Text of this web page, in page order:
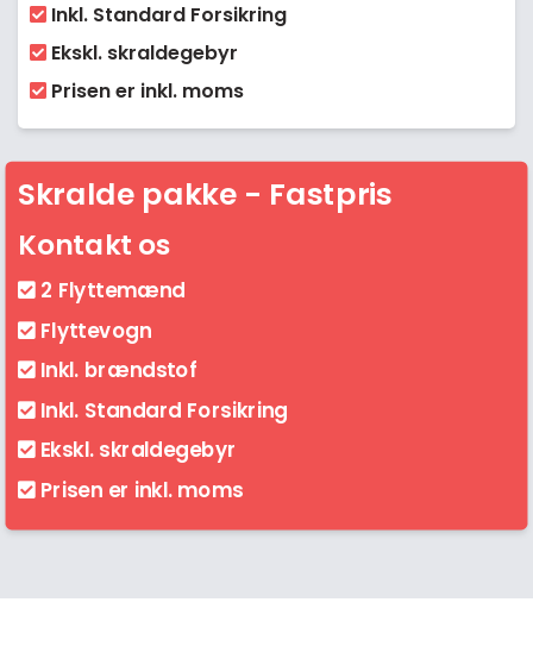
Inkl. Standard Forsikring
Ekskl. skraldegebyr
Prisen er inkl. moms
Skralde pakke - Fastpris
Kontakt os
2 Flyttemænd
Flyttevogn
Inkl. brændstof
Inkl. Standard Forsikring
Ekskl. skraldegebyr
Prisen er inkl. moms